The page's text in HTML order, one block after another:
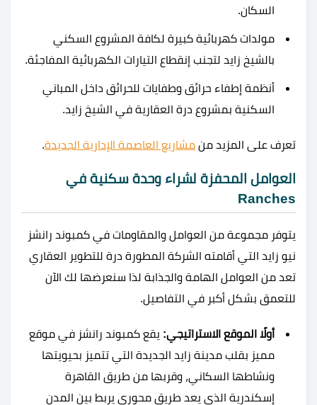
السكان.
مولدات كهربائية كبيرة لكافة المشروع السكني
بالشيخ زايد لتجنب إنقطاع التيارات الكهربائية المفاجئة.
أنظمة إطفاء حرائق وطفايات للحرائق داخل المباني
السكنية بمشروع درة العقارية في الشيخ زايد.
تعرف على المزيد من مشاريع العاصمة الإدارية الجديدة.
العوامل المحفزة لشراء وحدة سكنية في
Ranches
يتوفر مجموعة من العوامل والمقاومات في كمبوند رانشز
نيو زايد التي أقامته الشركة المطورة درة للتطوير العقاري
تعد من العوامل الهامة والجذابة لذا سنعرضها لك الآن
للتعمق بشكل أكبر في التفاصيل.
أولًا الموقع الاستراتيجي: يقع كمبوند رانشز في موقع
مميز بقلب مدينة زايد الجديدة التي تتميز بحيويتها
ونشاطها السكاني، وقربها من طريق القاهرة
إسكندرية الذي يعد طريق محوري يربط بين المدن